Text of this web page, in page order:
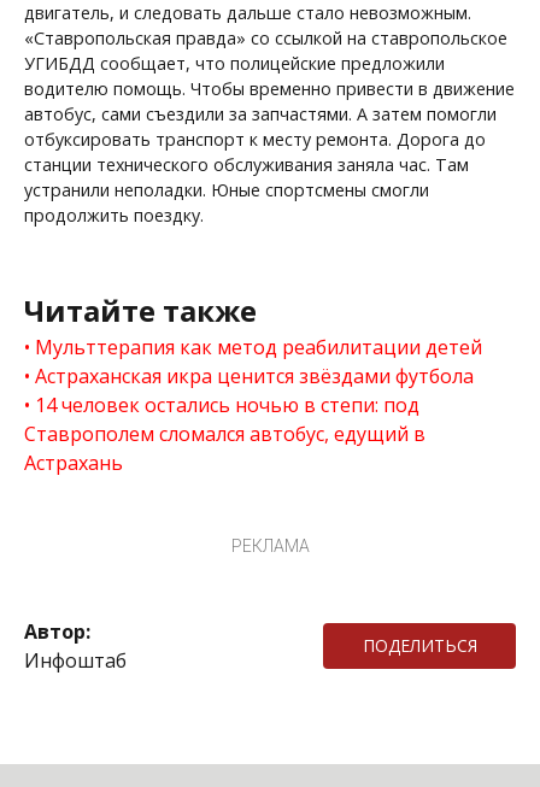
двигатель, и следовать дальше стало невозможным.
«Ставропольская правда» со ссылкой на ставропольское
УГИБДД сообщает, что полицейские предложили
водителю помощь. Чтобы временно привести в движение
автобус, сами съездили за запчастями. А затем помогли
отбуксировать транспорт к месту ремонта. Дорога до
станции технического обслуживания заняла час. Там
устранили неполадки. Юные спортсмены смогли
продолжить поездку.
Читайте также
Мульттерапия как метод реабилитации детей
Астраханская икра ценится звёздами футбола
14 человек остались ночью в степи: под
Ставрополем сломался автобус, едущий в
Астрахань
РЕКЛАМА
Автор:
Инфоштаб
ПОДЕЛИТЬСЯ